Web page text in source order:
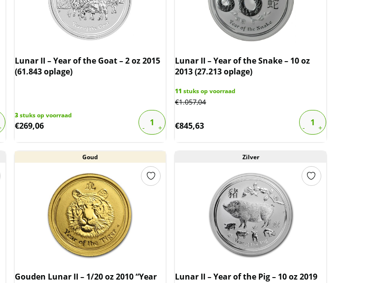
Lunar II – Year of the Goat – 2 oz 2015
(61.843 oplage)
3stuks op voorraad
€269,06
Lunar II – Year of the Snake – 10 oz
2013 (27.213 oplage)
11 stuks op voorraad
€1.057,04
€845,63
Goud
Gouden Lunar II – 1/20 oz 2010 “Year
Zilver
Lunar II – Year of the Pig – 10 oz 2019